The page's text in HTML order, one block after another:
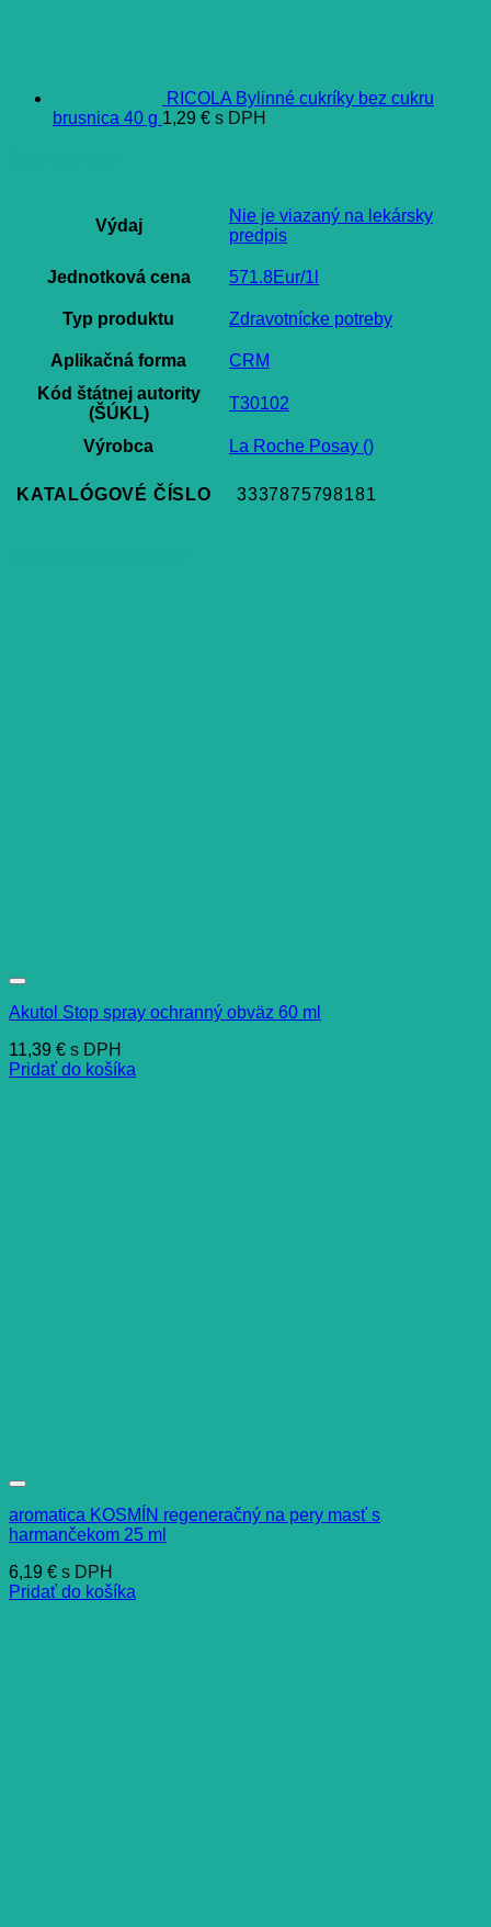
RICOLA Bylinné cukríky bez cukru
brusnica 40 g 1,29 € s DPH
Výdaj
Nie je viazaný na lekársky
predpis
Jednotková cena 571.8Eur/1l
Typ produktu Zdravotnícke potreby
Aplikačná forma
CRM
Kód štátnej autority
(ŠÚKL)
T30102
Výrobca La Roche Posay ()
KATALÓGOVÉ ČÍSLO 3337875798181
Akutol Stop spray ochranný obväz 60 ml
11,39 € s DPH
Pridať do košíka
aromatica KOSMÍN regeneračný na pery masť s
harmančekom 25 ml
6,19 € s DPH
Pridať do košíka